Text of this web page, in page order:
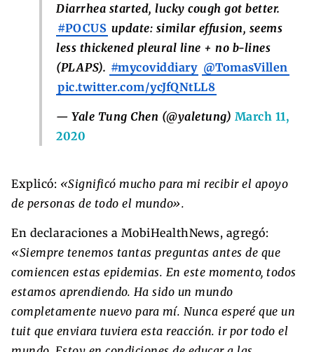
Diarrhea started, lucky cough got better.
#POCUS update: similar effusion, seems
less thickened pleural line + no b-lines
(PLAPS). #mycoviddiary @TomasVillen
pic.twitter.com/ycJfQNtLL8
— Yale Tung Chen (@yaletung) March 11,
2020
Explicó: «Significó mucho para mi recibir el apoyo
de personas de todo el mundo».
En declaraciones a MobiHealthNews, agregó:
«Siempre tenemos tantas preguntas antes de que
comiencen estas epidemias. En este momento, todos
estamos aprendiendo. Ha sido un mundo
completamente nuevo para mí. Nunca esperé que un
tuit que enviara tuviera esta reacción. ir por todo el